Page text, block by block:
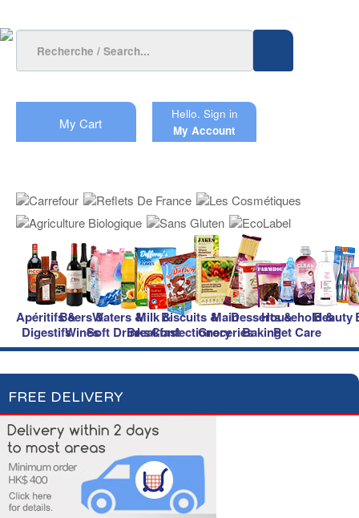
My Cart
Hello. Sign in
My Account
Apéritifs &
Digestifs
Beers &
Wines
Waters &
Soft Drinks
Milk &
Breakfast
Biscuits &
Confectionery
Main
Groceries
Desserts &
Baking
Household &
Pet Care
Beauty
FREE DELIVERY